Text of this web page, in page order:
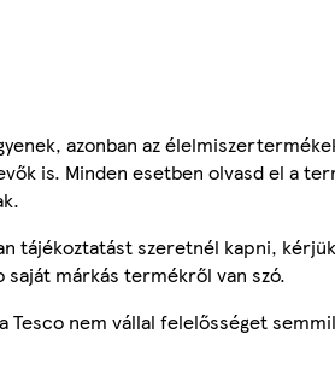
azonban az
is. Minden esetben olvasd el a
tájékoztatást szeretnél kapni,
saját márkás termékről van szó.
nem vállal felelősséget